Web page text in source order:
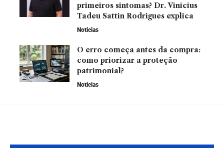
primeiros sintomas? Dr. Vinicius
Tadeu Sattin Rodrigues explica
Noticias
O erro começa antes da compra:
como priorizar a proteção
patrimonial?
Noticias